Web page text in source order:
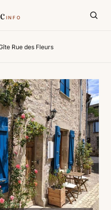
INFO
Rue des Fleurs